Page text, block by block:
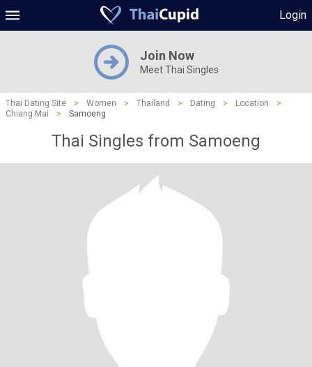
Login
Join Now
Meet Thai Singles
Thai Dating Site > Women > Thailand > Dating > Location
>
Chiang Mai
> Samoeng
Thai Singles from Samoeng